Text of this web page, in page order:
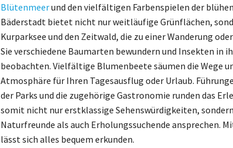
Blütenmeerund den vielfältigen Farbenspielen der
Bäderstadt bietet nicht nur weitläufige Grünflächen,
Kurparksee und den Zeitwald, die zu einer Wanderung
Sie verschiedene Baumarten bewundern und Insekten in
beobachten. Vielfältige Blumenbeete säumen die Wege
Atmosphäre für Ihren Tagesausflug oder Urlaub.
der Parks und die zugehörige Gastronomie runden das
somit nicht nur erstklassige Sehenswürdigkeiten,
Naturfreunde als auch Erholungssuchende ansprechen.
lässt sich alles bequem erkunden.